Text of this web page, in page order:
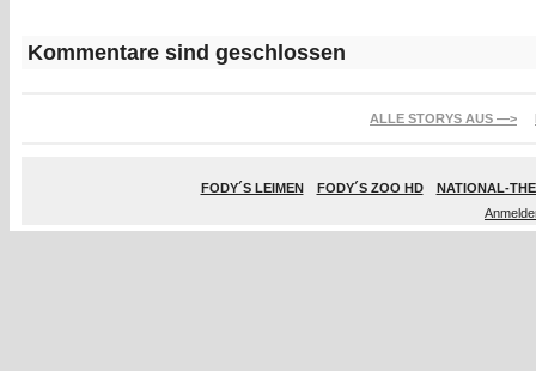
Kommentare sind geschlossen
ALLE STORYS AUS —>
FODY´S LEIMEN FODY´S ZOO HD
NATIONAL-